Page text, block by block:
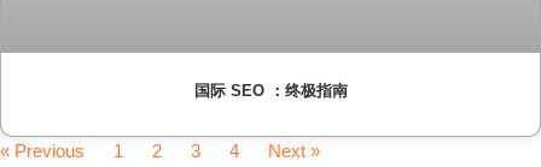
国际 SEO ：终极指南
« Previous 1 2 3 4 Next »